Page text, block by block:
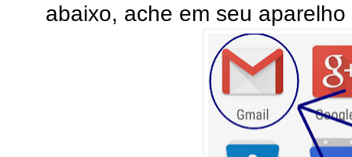
abaixo, ache em seu